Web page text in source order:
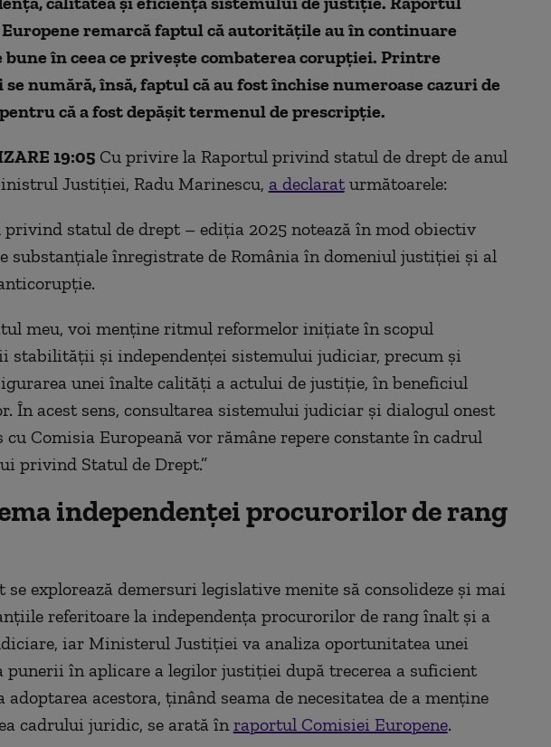
remarcă faptul că autoritățile au în continuare
în ceea ce privește combaterea corupției. Printre
numără, însă, faptul că au fost închise numeroase cazuri de
că a fost depășit termenul de prescripție.
19:05 Cu privire la Raportul privind statul de drept de anul
Justiției, Radu Marinescu, a declaraturmătoarele:
privind statul de drept – ediția 2025 notează în mod obiectiv
substanțiale înregistrate de România în domeniul justiției și al
meu, voi menține ritmul reformelor inițiate în scopul
stabilității și independenței sistemului judiciar, precum și
unei înalte calități a actului de justiție, în beneficiul
În acest sens, consultarea sistemului judiciar și dialogul onest
cu Comisia Europeană vor rămâne repere constante în cadrul
privind Statul de Drept.”
independenței procurorilor de rang
se explorează demersuri legislative menite să consolideze și mai
referitoare la independența procurorilor de rang înalt și a
iar Ministerul Justiției va analiza oportunitatea unei
punerii în aplicare a legilor justiției după trecerea a suficient
adoptarea acestora, ținând seama de necesitatea de a menține
cadrului juridic, se arată înraportul Comisiei Europene.